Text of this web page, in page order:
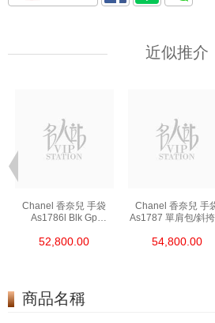
近似推介
Chanel 香奈兒 手袋
As1786l Blk Gp
52,800.00
Chanel 香奈兒 手
As1787 單肩包/斜
54,800.00
商品名稱